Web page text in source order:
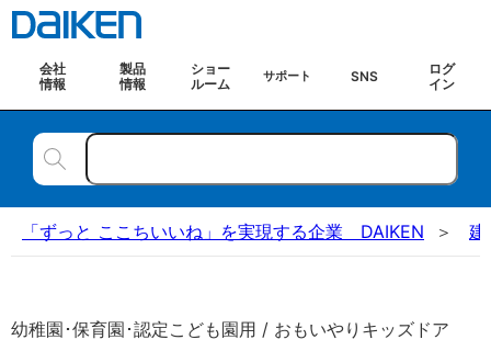
会社
情報
製品
情報
ショー
ルーム
サポート SNS
ログ
イン
「ずっと ここちいいね」を実現する企業 DAIKEN 建
幼稚園･保育園･認定こども園用 / おもいやりキッズドア